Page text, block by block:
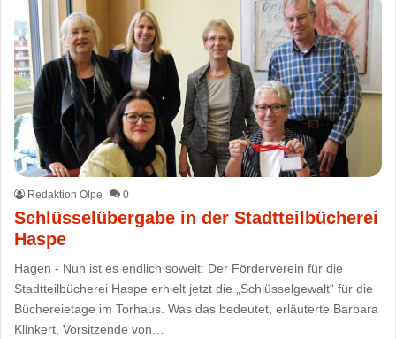
Redaktion Olpe 0
Schlüsselübergabe in der Stadtteilbücherei
Haspe
Hagen - Nun ist es endlich soweit: Der Förderverein für die
Stadtteilbücherei Haspe erhielt jetzt die „Schlüsselgewalt“ für die
Büchereietage im Torhaus. Was das bedeutet, erläuterte Barbara
Klinkert, Vorsitzende von…